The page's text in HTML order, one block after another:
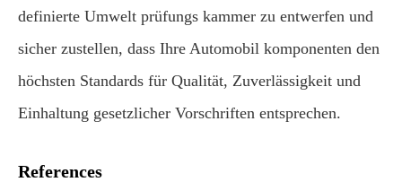
definierte Umwelt prüfungs kammer zu entwerfen und
sicher zustellen, dass Ihre Automobil komponenten den
höchsten Standards für Qualität, Zuverlässigkeit und
Einhaltung gesetzlicher Vorschriften entsprechen.
References